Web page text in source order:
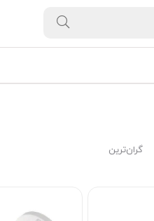
گران‌ترین